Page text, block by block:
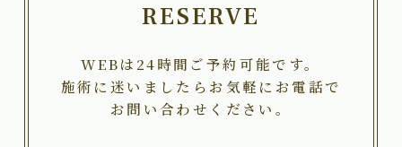
RESERVE
WEBは24時間ご予約可能です。
施術に迷いましたらお気軽にお電話で
お問い合わせください。